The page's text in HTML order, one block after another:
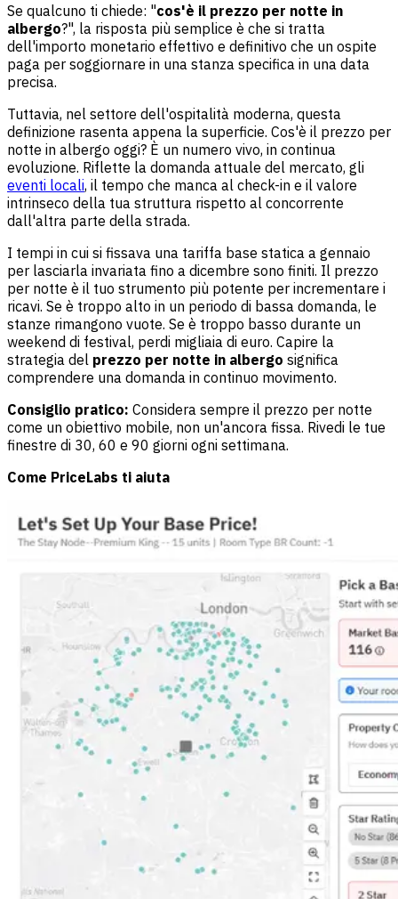
Se qualcuno ti chiede: "cos'è il prezzo per notte in
albergo?", la risposta più semplice è che si tratta
dell'importo monetario effettivo e definitivo che un ospite
paga per soggiornare in una stanza specifica in una data
precisa.
Tuttavia, nel settore dell'ospitalità moderna, questa
definizione rasenta appena la superficie. Cos'è il prezzo per
notte in albergo oggi? È un numero vivo, in continua
evoluzione. Riflette la domanda attuale del mercato, gli
eventi locali, il tempo che manca al check-in e il valore
intrinseco della tua struttura rispetto al concorrente
dall'altra parte della strada.
I tempi in cui si fissava una tariffa base statica a gennaio
per lasciarla invariata fino a dicembre sono finiti. Il prezzo
per notte è il tuo strumento più potente per incrementare i
ricavi. Se è troppo alto in un periodo di bassa domanda, le
stanze rimangono vuote. Se è troppo basso durante un
weekend di festival, perdi migliaia di euro. Capire la
strategia del prezzo per notte in albergo significa
comprendere una domanda in continuo movimento.
Consiglio pratico: Considera sempre il prezzo per notte
come un obiettivo mobile, non un'ancora fissa. Rivedi le tue
finestre di 30, 60 e 90 giorni ogni settimana.
Come PriceLabs ti aiuta